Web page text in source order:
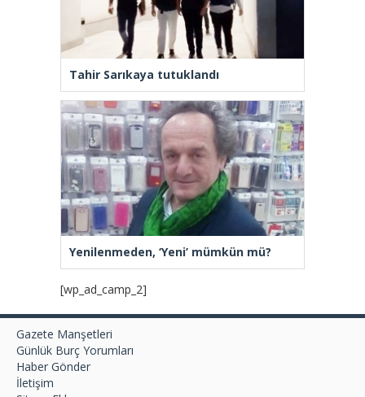
Tahir Sarıkaya tutuklandı
Yenilenmeden, ‘Yeni’ mümkün mü?
[wp_ad_camp_2]
Gazete Manşetleri
Günlük Burç Yorumları
Haber Gönder
İletişim